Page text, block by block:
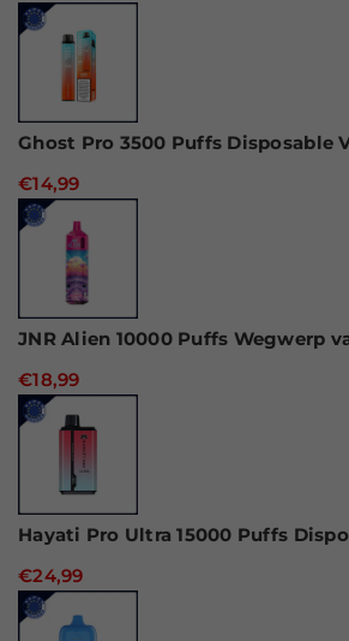
Ghost Pro 3500 Puffs Disposable
€14,99
JNR Alien 10000 Puffs Wegwerp
€18,99
Hayati Pro Ultra 15000 Puffs
€24,99